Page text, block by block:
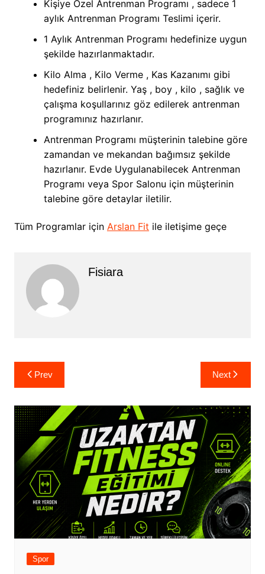
Kişiye Özel Antrenman Programı , sadece 1
aylık Antrenman Programı Teslimi içerir.
1 Aylık Antrenman Programı hedefinize uygun
şekilde hazırlanmaktadır.
Kilo Alma , Kilo Verme , Kas Kazanımı gibi
hedefiniz belirlenir. Yaş , boy , kilo , sağlık ve
çalışma koşullarınız göz edilerek antrenman
programınız hazırlanır.
Antrenman Programı müşterinin talebine göre
zamandan ve mekandan bağımsız şekilde
hazırlanır. Evde Uygulanabilecek Antrenman
Programı veya Spor Salonu için müşterinin
talebine göre detaylar iletilir.
Tüm Programlar için Arslan Fit ile iletişime geçe
Fisiara
Yazı
gezinmesi
Prev Next
Spor